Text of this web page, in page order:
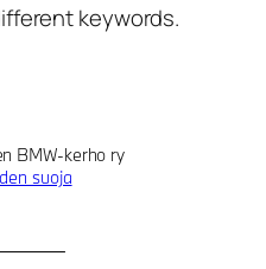
keywords.
BMW-kerho ry
suoja